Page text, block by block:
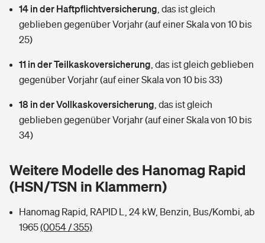
Wer versichert was: Jetzt Versicherer finden
Sie haben Fragen?
Mietkautionsversicherung
Restkreditversicherung
Zur Übersicht
Tools
Wer versichert was: Jetzt Versicherer finden
Sie haben Fragen?
Reiseversicherung
Handyversicherung
Musikinstrumentenversicherung
Zur Übersicht
Zur Übersicht
Sie haben Fragen?
14 in der Haftpflichtversicherung das ist gleich
geblieben gegenüber Vorjahr (auf einer Skala von 10 bis
25)
11 in der Teilkaskoversicherung das ist gleich geblieben
gegenüber Vorjahr (auf einer Skala von 10 bis 33)
18 in der Vollkaskoversicherung das ist gleich
geblieben gegenüber Vorjahr (auf einer Skala von 10 bis
34)
Weitere Modelle des Hanomag Rapid
(HSN/TSN in Klammern)
Hanomag Rapid, RAPID L, 24 kW, Benzin, Bus/Kombi, ab
1965(0054 / 355)